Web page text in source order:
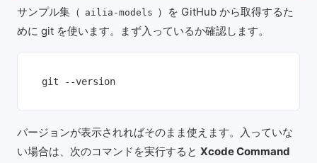
サンプル集（ ailia-models ）を GitHub から取得するた
めに git を使います。まず入っているか確認します。
git --version
バージョンが表示されればそのまま使えます。入っていな
い場合は、次のコマンドを実行すると Xcode Command